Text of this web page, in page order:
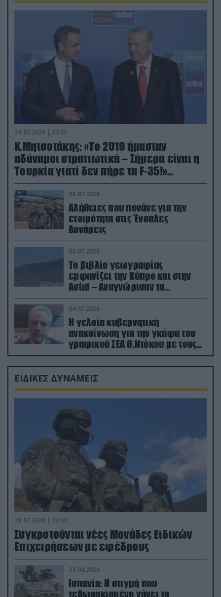
24.07.2026 | 22:02
Κ.Μητσοτάκης: «Το 2019 ήμασταν
αδύναμοι στρατιωτικά – Σήμερα είναι η
Τουρκία γιατί δεν πήρε τα F-35!»
(βίντεο)
09.07.2026
Αλήθειες που πονάνε για την
ετοιμότητα στις Ένοπλες
Δυνάμεις
08.07.2026
Το βιβλίο γεωγραφίας
εμφανίζει την Κύπρο και στην
Ασία! – Αναγνώρισαν τα
κατεχόμενα; (φωτο)
04.07.2026
Η γελοία κυβερνητική
ανακοίνωση για την γκάφα του
γραφικού ΣΕΑ Θ.Ντόκου με τους
Ρώσους φαρσέρ
ΕΙΔΙΚΕΣ ΔΥΝΑΜΕΙΣ
29.07.2026 | 22:02
Συγκροτούνται νέες Μονάδες Ειδικών
Επιχειρήσεων με εφέδρους
23.04.2026
Ισπανία: Η στιγμή που
τεθωρακισμένο χάνει το